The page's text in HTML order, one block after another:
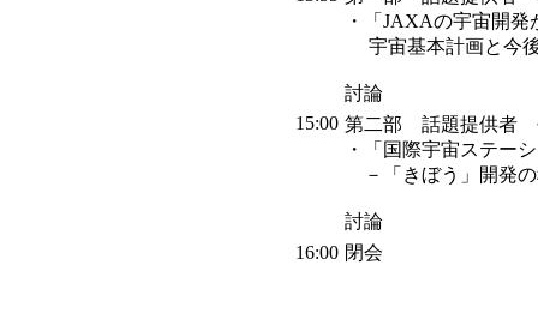
・「JAXAの宇宙開発
宇宙基本計画と今
討論
15:00 第二部 話題提供者
・「国際宇宙ステー
－「きぼう」開発
討論
16:00 閉会